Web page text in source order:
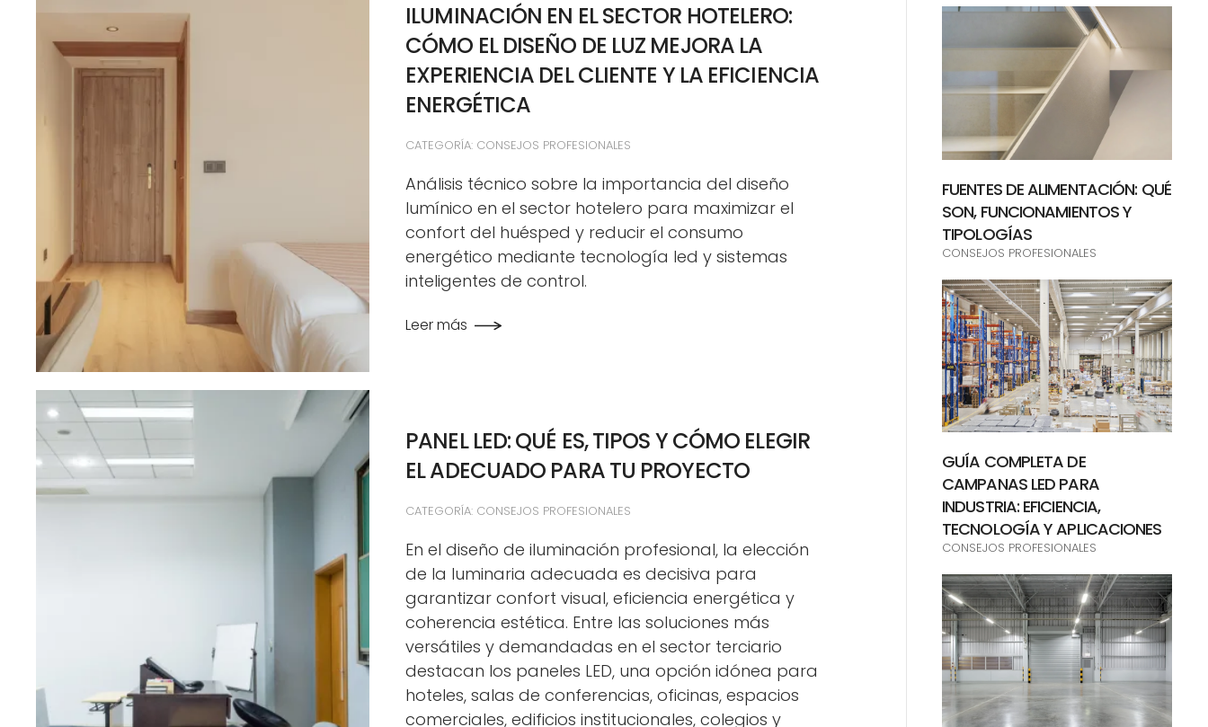
ILUMINACIÓN EN EL SECTOR HOTELERO:
CÓMO EL DISEÑO DE LUZ MEJORA LA
EXPERIENCIA DEL CLIENTE Y LA EFICIENCIA
ENERGÉTICA
CATEGORÍA: CONSEJOS PROFESIONALES
Análisis técnico sobre la importancia del diseño
lumínico en el sector hotelero para maximizar el
confort del huésped y reducir el consumo
energético mediante tecnología led y sistemas
inteligentes de control.
Leer más
PANEL LED: QUÉ ES, TIPOS Y CÓMO ELEGIR
EL ADECUADO PARA TU PROYECTO
CATEGORÍA: CONSEJOS PROFESIONALES
En el diseño de iluminación profesional, la elección
de la luminaria adecuada es decisiva para
garantizar confort visual, eficiencia energética y
coherencia estética. Entre las soluciones más
versátiles y demandadas en el sector terciario
destacan los paneles LED, una opción idónea para
hoteles, salas de conferencias, oficinas, espacios
comerciales, edificios institucionales, colegios y
FUENTES DE ALIMENTACIÓN: QUÉ
SON, FUNCIONAMIENTOS Y
TIPOLOGÍAS
CONSEJOS PROFESIONALES
GUÍA COMPLETA DE
CAMPANAS LED PARA
INDUSTRIA: EFICIENCIA,
TECNOLOGÍA Y APLICACIONES
CONSEJOS PROFESIONALES